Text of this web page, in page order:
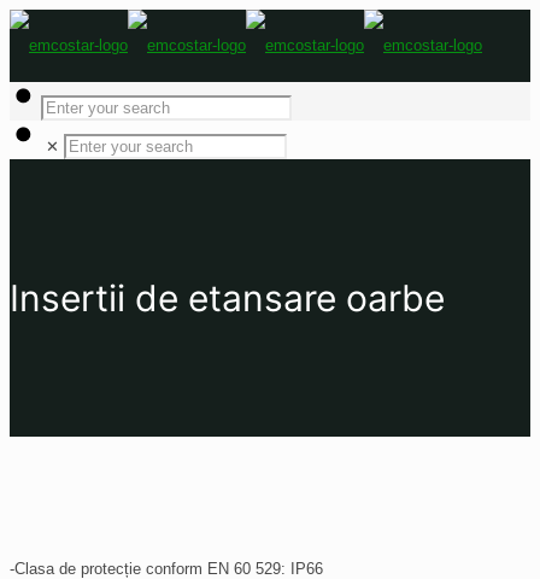
✕
Insertii de etansare oarbe
-Clasa de protecție conform EN 60 529: IP66